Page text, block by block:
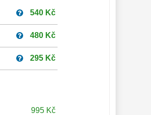
540 Kč
480 Kč
295 Kč
995 Kč